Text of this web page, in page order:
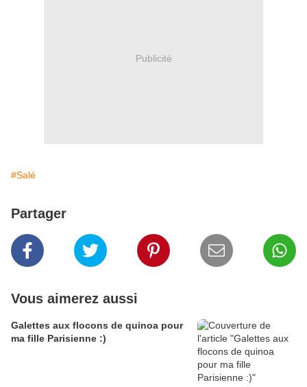
Publicité
#Salé
Partager
Vous aimerez aussi
Galettes aux flocons de quinoa pour
ma fille Parisienne :)